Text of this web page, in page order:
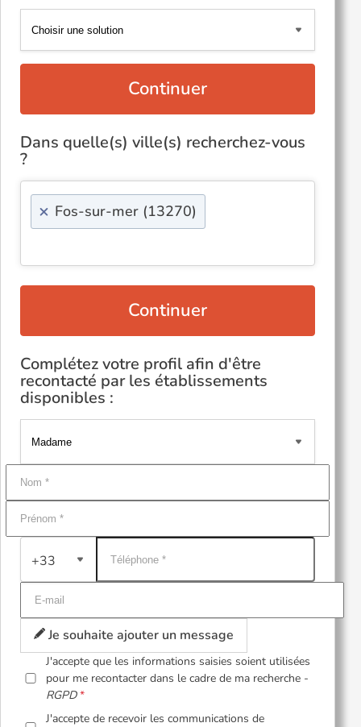
Continuer
Dans quelle(s) ville(s) recherchez-vous
?
× Fos-sur-mer (13270)
Continuer
Complétez votre profil afin d'être
recontacté par les établissements
disponibles :
+33
Je souhaite ajouter un message
J'accepte que les informations saisies soient utilisées
pour me recontacter dans le cadre de ma recherche -
RGPD
J'accepte de recevoir les communications de